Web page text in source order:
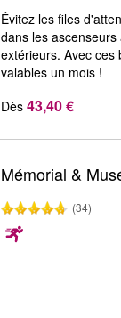
Évitez les files
dans les
extérieurs. Avec ces
valables un mois !
Dès 43,40 €
Mémorial &
(34)